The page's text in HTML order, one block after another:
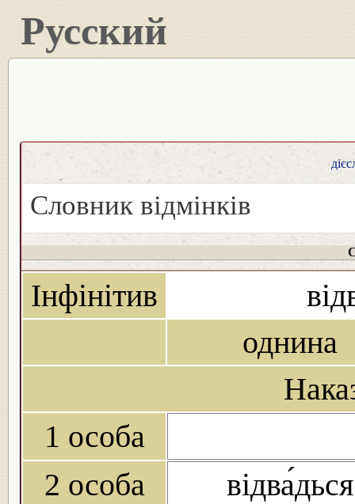
Русский
Словник відмінків
Інфінітив
однина
1 особа
2 особа
відва́дься